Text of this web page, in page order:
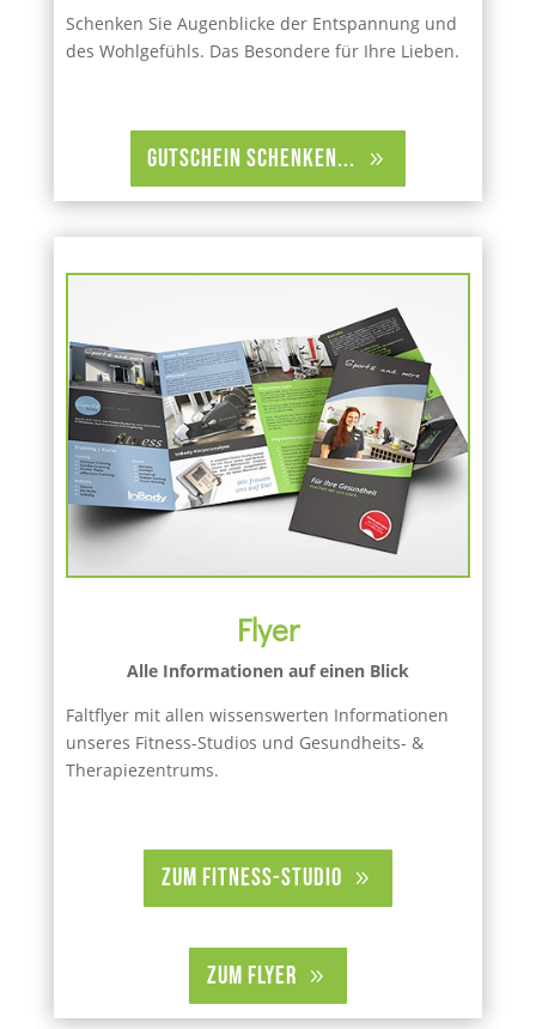
Schenken Sie Augenblicke der Entspannung und
des Wohlgefühls. Das Besondere für Ihre Lieben.
Gutschein schenken...
Flyer
Alle Informationen auf einen Blick
Faltflyer mit allen wissenswerten Informationen
unseres Fitness-Studios und Gesundheits- &
Therapiezentrums.
zum Fitness-Studio
zum Flyer